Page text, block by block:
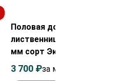
Половая доска из
лиственницы 28х85х4000
мм сорт Экстра
3 700 ₽за м²